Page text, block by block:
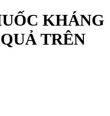
KHÁNG
TRÊN